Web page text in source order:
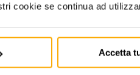
cookie se continua ad
Accetta